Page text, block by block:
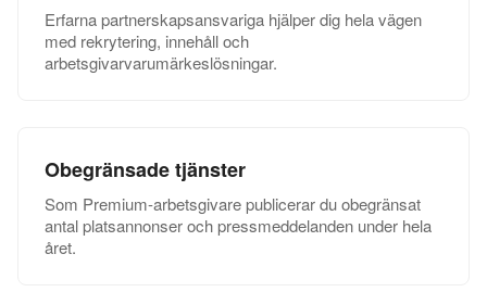
Erfarna partnerskapsansvariga hjälper dig hela vägen
med rekrytering, innehåll och
arbetsgivarvarumärkeslösningar.
Obegränsade tjänster
Som Premium-arbetsgivare publicerar du obegränsat
antal platsannonser och pressmeddelanden under hela
året.